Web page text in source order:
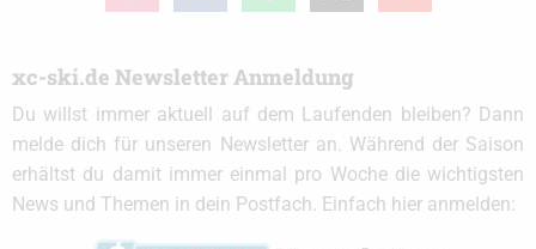
xc-ski.de Newsletter Anmeldung
Du willst immer aktuell auf dem Laufenden bleiben? Dann
melde dich für unseren Newsletter an. Während der Saison
erhältst du damit immer einmal pro Woche die wichtigsten
News und Themen in dein Postfach. Einfach hier anmelden: